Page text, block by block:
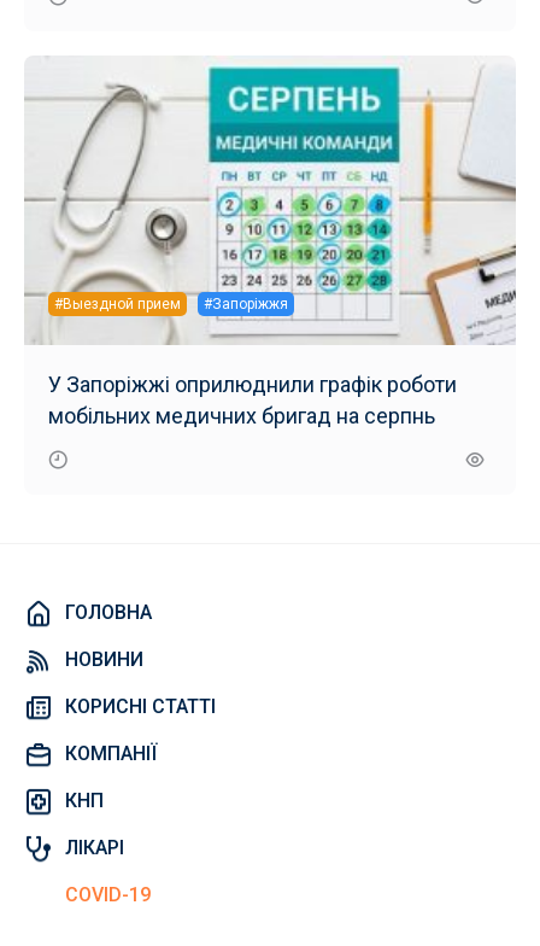
#Выездной прием #Запоріжжя
У Запоріжжі оприлюднили графік роботи
мобільних медичних бригад на серпнь
ГОЛОВНА
НОВИНИ
КОРИСНІ СТАТТІ
КОМПАНІЇ
КНП
ЛІКАРІ
COVID-19